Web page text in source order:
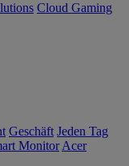
Cloud Gaming
Geschäft Jeden Tag
Monitor Acer